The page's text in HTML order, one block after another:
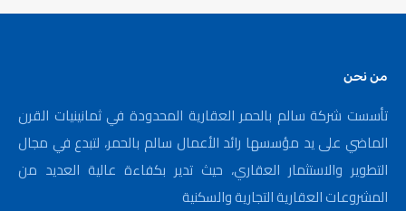
من نحن
تأسست شركة سالم بالحمر العقارية المحدودة في ثمانينيات القرن
الماضي على يد مؤسسها رائد الأعمال سالم بالحمر، لتبدع في مجال
التطوير والاستثمار العقاري، حيث تدير بكفاءة عالية العديد من
المشروعات العقارية التجارية والسكنية